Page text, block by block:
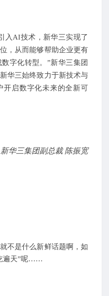
入 AI技术，新华三实现了
，从而能够帮助企业更有
字化转型。”新华三集团
华三始终致力于新技术与
开启数字化未来的全新可
新华三集团副总裁 陈振宽
不是什么新鲜话题啊，如
遍天”呢……